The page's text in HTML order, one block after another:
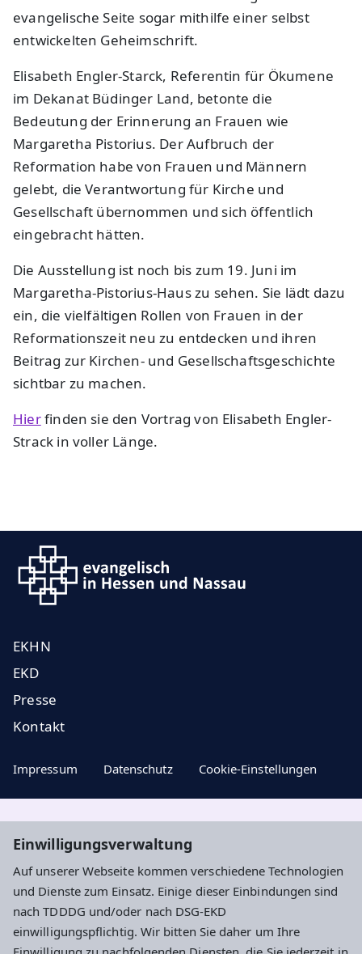
Einwilligungsverwaltung
Auf unserer Webseite kommen verschiedene Technologien
und Dienste zum Einsatz. Einige dieser Einbindungen sind
nach TDDDG und/oder nach DSG-EKD
einwilligungspflichtig. Wir bitten Sie daher um Ihre
evangelische Seite sogar mithilfe einer selbst
entwickelten Geheimschrift.
Elisabeth Engler-Starck, Referentin für Ökumene
im Dekanat Büdinger Land, betonte die
Bedeutung der Erinnerung an Frauen wie
Margaretha Pistorius. Der Aufbruch der
Reformation habe von Frauen und Männern
gelebt, die Verantwortung für Kirche und
Gesellschaft übernommen und sich öffentlich
eingebracht hätten.
Die Ausstellung ist noch bis zum 19. Juni im
Margaretha-Pistorius-Haus zu sehen. Sie lädt dazu
ein, die vielfältigen Rollen von Frauen in der
Reformationszeit neu zu entdecken und ihren
Beitrag zur Kirchen- und Gesellschaftsgeschichte
sichtbar zu machen.
Hierfinden sie den Vortrag von Elisabeth Engler-
Strack in voller Länge.
EKHN
EKD
Presse
Kontakt
Impressum Datenschutz Cookie-Einstellungen
Aktuelle Nachrichten, geistige Impulse ...
Newsletter entdecken